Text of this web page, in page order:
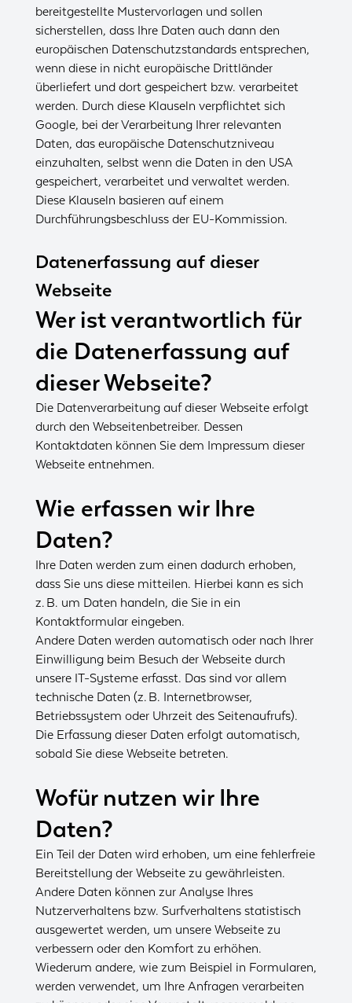
bereitgestellte Mustervorlagen und sollen
sicherstellen, dass Ihre Daten auch dann den
europäischen Datenschutzstandards entsprechen,
wenn diese in nicht europäische Drittländer
überliefert und dort gespeichert bzw. verarbeitet
werden. Durch diese Klauseln verpflichtet sich
Google, bei der Verarbeitung Ihrer relevanten
Daten, das europäische Datenschutzniveau
einzuhalten, selbst wenn die Daten in den USA
gespeichert, verarbeitet und verwaltet werden.
Diese Klauseln basieren auf einem
Durchführungsbeschluss der EU-Kommission.
Datenerfassung auf dieser
Webseite
Wer ist verantwortlich für
die Datenerfassung auf
dieser Webseite?
Die Datenverarbeitung auf dieser Webseite erfolgt
durch den Webseitenbetreiber. Dessen
Kontaktdaten können Sie dem Impressum dieser
Webseite entnehmen.
Wie erfassen wir Ihre
Daten?
Ihre Daten werden zum einen dadurch erhoben,
dass Sie uns diese mitteilen. Hierbei kann es sich
z. B. um Daten handeln, die Sie in ein
Kontaktformular eingeben.
Andere Daten werden automatisch oder nach Ihrer
Einwilligung beim Besuch der Webseite durch
unsere IT-Systeme erfasst. Das sind vor allem
technische Daten (z. B. Internetbrowser,
Betriebssystem oder Uhrzeit des Seitenaufrufs).
Die Erfassung dieser Daten erfolgt automatisch,
sobald Sie diese Webseite betreten.
Wofür nutzen wir Ihre
Daten?
Ein Teil der Daten wird erhoben, um eine fehlerfreie
Bereitstellung der Webseite zu gewährleisten.
Andere Daten können zur Analyse Ihres
Nutzerverhaltens bzw. Surfverhaltens statistisch
ausgewertet werden, um unsere Webseite zu
verbessern oder den Komfort zu erhöhen.
Wiederum andere, wie zum Beispiel in Formularen,
werden verwendet, um Ihre Anfragen verarbeiten